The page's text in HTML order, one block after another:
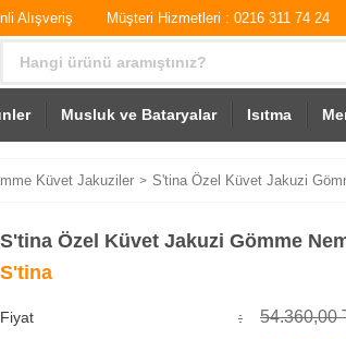
Alışveriş Müşteri Hizmetleri : 0216 311 74 24
Musluk ve Bataryalar Isıtma
Küvet Jakuziler S'tina Özel Küvet Jakuzi
S'tina Özel Küvet Jakuzi Gömme
S'tina
Fiyat 54.360,00